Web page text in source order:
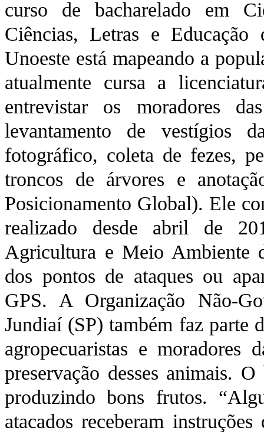
curso de bacharelado em
Ciências, Letras e Educação
Unoeste está mapeando a
atualmente cursa a
entrevistar os moradores
levantamento de vestígios
fotográfico, coleta de fezes,
troncos de árvores e
Posicionamento Global). Ele
realizado desde abril de
Agricultura e Meio Ambiente
dos pontos de ataques ou
GPS. A Organização Não-
Jundiaí (SP) também faz parte
agropecuaristas e
preservação desses animais.
produzindo bons frutos.
atacados receberam